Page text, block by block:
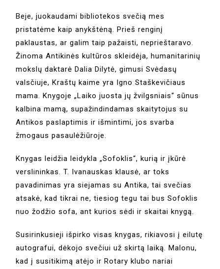
Beje, juokaudami bibliotekos svečią mes
pristatėme kaip anykštėną. Prieš renginį
paklaustas, ar galim taip pažaisti, neprieštaravo.
Žinoma Antikinės kultūros skleidėja, humanitarinių
mokslų daktarė Dalia Dilytė, gimusi Svėdasų
valsčiuje, Kraštų kaime yra Igno Staškevičiaus
mama. Knygoje „Laiko juosta jų žvilgsniais“ sūnus
kalbina mamą, supažindindamas skaitytojus su
Antikos paslaptimis ir išmintimi, jos svarba
žmogaus pasaulėžiūroje.
Knygas leidžia leidykla „Sofoklis“, kurią ir įkūrė
verslininkas. T. Ivanauskas klausė, ar toks
pavadinimas yra siejamas su Antika, tai svečias
atsakė, kad tikrai ne, tiesiog tegu tai bus Sofoklis
nuo žodžio sofa, ant kurios sėdi ir skaitai knygą.
Susirinkusieji išpirko visas knygas, rikiavosi į eilutę
autografui, dėkojo svečiui už skirtą laiką. Malonu,
kad į susitikimą atėjo ir Rotary klubo nariai